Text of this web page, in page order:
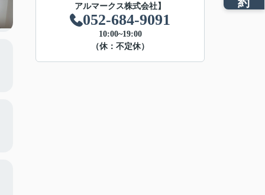
アルマークス株式会社】
052-684-9091
10:00~19:00
（休：不定休）